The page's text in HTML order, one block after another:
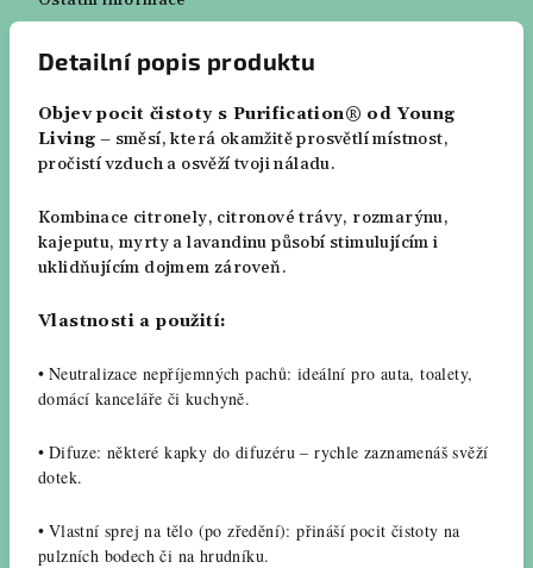
Detailní popis produktu
Objev pocit čistoty s Purification® od Young
Living – směsí, která okamžitě prosvětlí místnost,
pročistí vzduch a osvěží tvoji náladu.
Kombinace citronely, citronové trávy, rozmarýnu,
kajeputu, myrty a lavandinu působí stimulujícím i
uklidňujícím dojmem zároveň.
Vlastnosti a použití:
• Neutralizace nepříjemných pachů: ideální pro auta, toalety,
domácí kanceláře či kuchyně.
• Difuze: některé kapky do difuzéru – rychle zaznamenáš svěží
dotek.
• Vlastní sprej na tělo (po zředění): přináší pocit čistoty na
pulzních bodech či na hrudníku.